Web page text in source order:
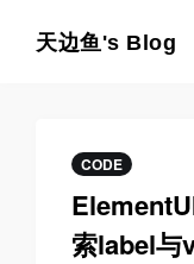
天边鱼's Blog
CODE
索label与